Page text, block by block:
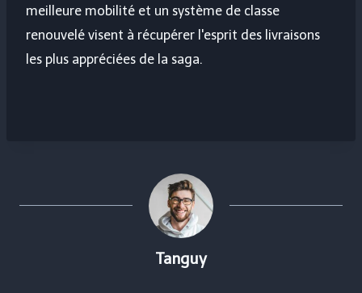
meilleure mobilité et un système de classe
renouvelé visent à récupérer l'esprit des livraisons
les plus appréciées de la saga.
Tanguy